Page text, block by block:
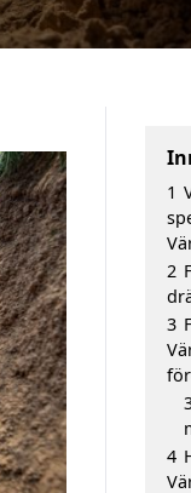
1
2
3
4